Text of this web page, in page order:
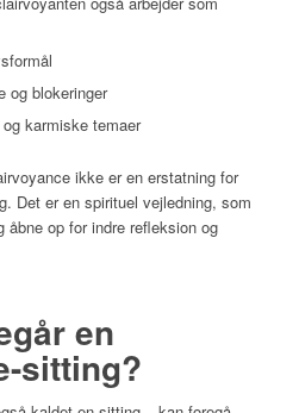
og blokeringer
karmiske temaer
ikke er en erstatning for
Det er en spirituel vejledning, som
op for indre refleksion og
en
sitting?